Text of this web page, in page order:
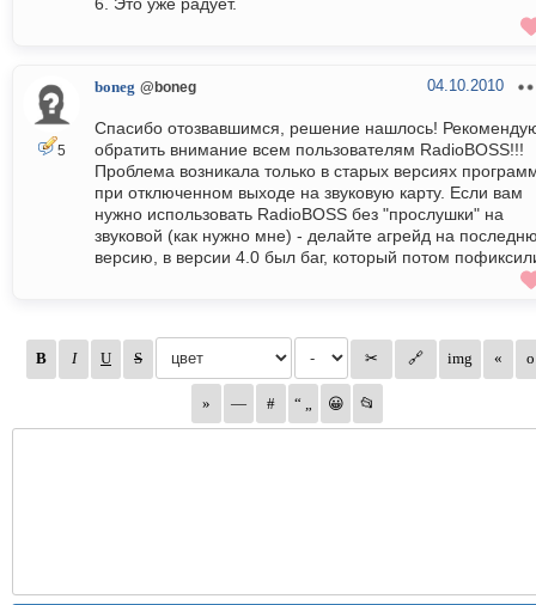
5
boneg @boneg 04.10.2010
Спасибо отозвавшимся, решение нашлось!
обратить внимание всем пользователям RadioBOSS!!!
Проблема возникала только в старых версиях
при отключенном выходе на звуковую карту. Если вам
нужно использовать RadioBOSS без "прослушки" на
звуковой (как нужно мне) - делайте агрейд на
версию, в версии 4.0 был баг, который потом